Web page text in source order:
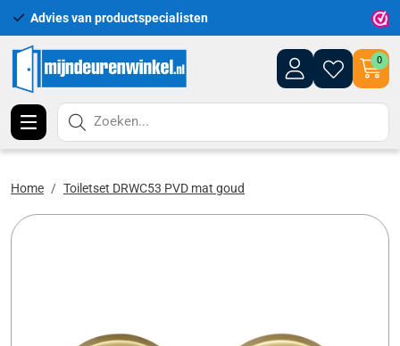
Advies van productspecialisten
0
Zoeken...
Home Toiletset DRWC53 PVD mat goud